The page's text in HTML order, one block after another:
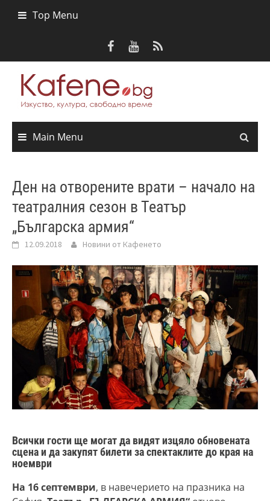
Top Menu
Main Menu
Ден на отворените врати – начало на
театралния сезон в Театър
„Българска армия“
12.09.2018 Новини от Кафенето
Всички гости ще могат да видят изцяло обновената
сцена и да закупят билети за спектаклите до края на
ноември
На 16 септември, в навечерието на празника на